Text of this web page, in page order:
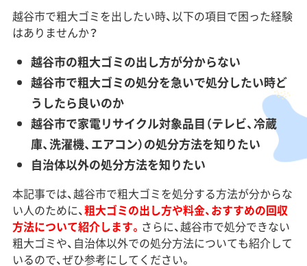
越谷市で粗大ゴミを出したい時、以下の項目で困った経験
はありませんか？
越谷市の粗大ゴミの出し方が分からない
越谷市で粗大ゴミの処分を急いで処分したい時ど
うしたら良いのか
越谷市で家電リサイクル対象品目（テレビ、冷蔵
庫、洗濯機、エアコン）の処分方法を知りたい
自治体以外の処分方法を知りたい
本記事では、越谷市で粗大ゴミを処分する方法が分からな
い人のために、粗大ゴミの出し方や料金、おすすめの回収
方法について紹介します。 さらに、越谷市で処分できない
粗大ゴミや、自治体以外での処分方法についても紹介して
いるので、ぜひ参考にしてください。